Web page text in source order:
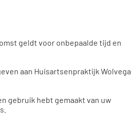
geldt voor onbepaalde tijd en
aan Huisartsenpraktijk Wolvega
gebruik hebt gemaakt van uw